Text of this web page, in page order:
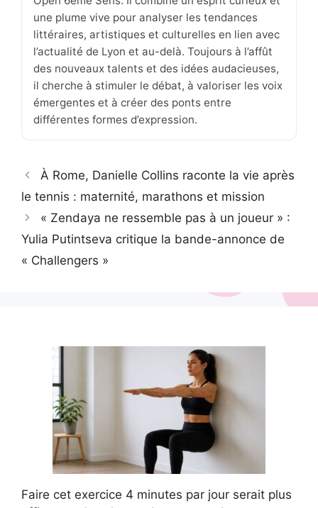
une plume vive pour analyser les tendances
littéraires, artistiques et culturelles en lien avec
l’actualité de Lyon et au-delà. Toujours à l’affût
des nouveaux talents et des idées audacieuses,
il cherche à stimuler le débat, à valoriser les voix
émergentes et à créer des ponts entre
différentes formes d’expression.
À Rome, Danielle Collins raconte la vie après
le tennis : maternité, marathons et mission
« Zendaya ne ressemble pas à un joueur » :
Yulia Putintseva critique la bande-annonce de
« Challengers »
Faire cet exercice 4 minutes par jour serait plus